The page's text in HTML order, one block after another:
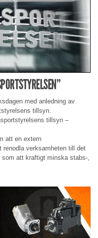
med anledning av
tillsyn.
tillsyn –
att en extern
verksamheten till det
att kraftigt minska stabs-,